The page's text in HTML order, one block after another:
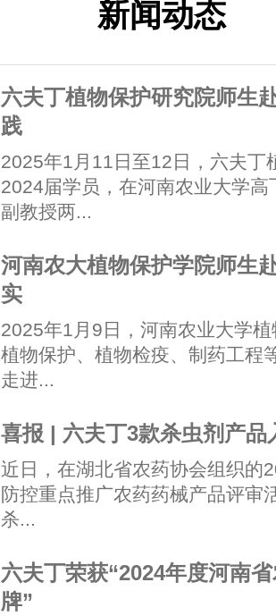
新闻动态
六夫丁植物保护研究院师生
践
2025年1月11日至12日，六夫丁
2024届学员，在河南农业大学高
副教授两...
河南农大植物保护学院师生
实
2025年1月9日，河南农业大学
植物保护、植物检疫、制药工程
走进...
喜报 | 六夫丁3款杀虫剂产品
近日，在湖北省农药协会组织的
防控重点推广农药药械产品评审
杀...
六夫丁荣获“2024年度河南
牌”